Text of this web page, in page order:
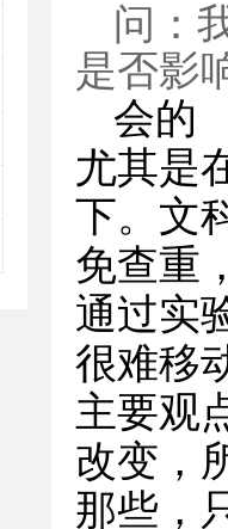
问：
是否影
会的
尤其是
下。文
免查重
通过实
很难移
主要观
改变，
那些，